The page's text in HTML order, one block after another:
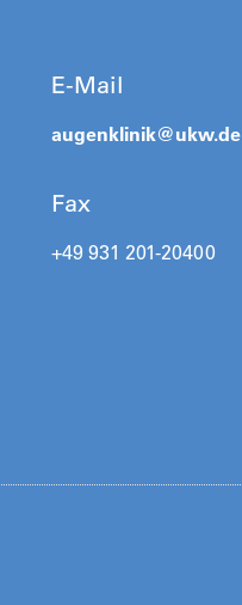
E-Mail
augenklinik@ukw.de
Fax
+49 931 201-20400